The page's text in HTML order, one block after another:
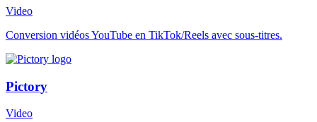
Video
Conversion vidéos YouTube en TikTok/Reels avec sous-titres.
Pictory
Video